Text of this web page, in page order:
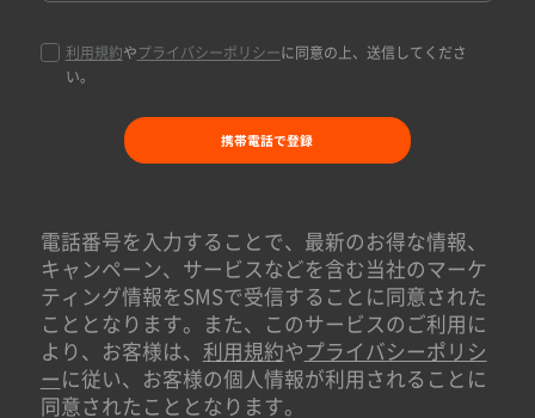
利用規約やプライバシーポリシーに同意の上、送信してくださ
い。
携帯電話で登録
電話番号を入力することで、最新のお得な情報、
キャンペーン、サービスなどを含む当社のマーケ
ティング情報をSMSで受信することに同意された
こととなります。また、このサービスのご利用に
より、お客様は、 利用規約や プライバシーポリシ
ー に従い、お客様の個人情報が利用されることに
同意されたこととなります。